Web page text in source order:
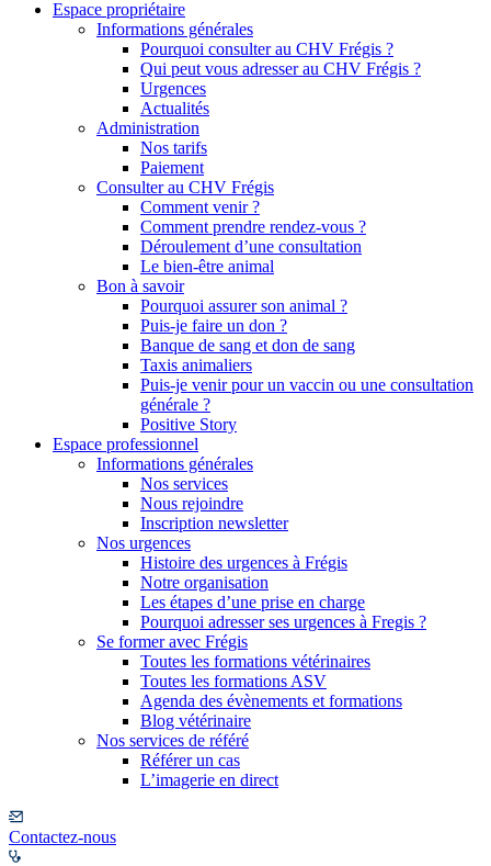
Espace propriétaire
Informations générales
Pourquoi consulter au CHV Frégis ?
Qui peut vous adresser au CHV Frégis ?
Urgences
Actualités
Administration
Nos tarifs
Paiement
Consulter au CHV Frégis
Comment venir ?
Comment prendre rendez-vous ?
Déroulement d’une consultation
Le bien-être animal
Bon à savoir
Pourquoi assurer son animal ?
Puis-je faire un don ?
Banque de sang et don de sang
Taxis animaliers
Puis-je venir pour un vaccin ou une consultation
générale ?
Positive Story
Espace professionnel
Informations générales
Nos services
Nous rejoindre
Inscription newsletter
Nos urgences
Histoire des urgences à Frégis
Notre organisation
Les étapes d’une prise en charge
Pourquoi adresser ses urgences à Fregis ?
Se former avec Frégis
Toutes les formations vétérinaires
Toutes les formations ASV
Agenda des évènements et formations
Blog vétérinaire
Nos services de référé
Référer un cas
L’imagerie en direct
Contactez-nous